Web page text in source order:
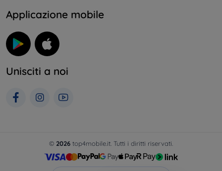
Applicazione mobile
Unisciti a noi
© 2026 top4mobile.it. Tutti i diritti riservati.